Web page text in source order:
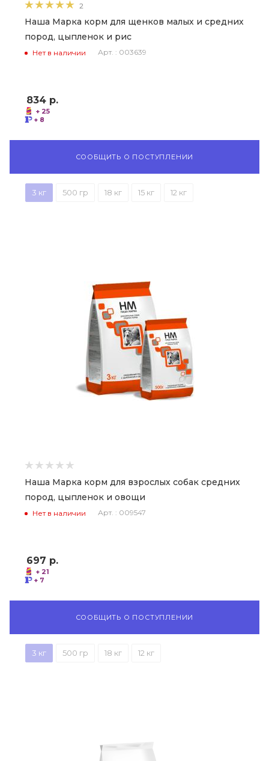
2
Наша Марка корм для щенков малых и средних
пород, цыпленок и рис
Нет в наличии Арт. : 003639
834 р.
+ 25
+ 8
СООБЩИТЬ О ПОСТУПЛЕНИИ
3 кг 500 гр 18 кг 15 кг 12 кг
Наша Марка корм для взрослых собак средних
пород, цыпленок и овощи
Нет в наличии Арт. : 009547
697 р.
+ 21
+ 7
СООБЩИТЬ О ПОСТУПЛЕНИИ
3 кг 500 гр 18 кг 12 кг